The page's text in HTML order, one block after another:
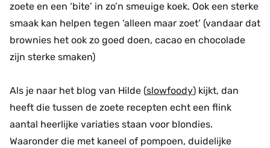
zoete en een ‘bite’ in zo’n smeuige koek. Ook een sterke
smaak kan helpen tegen ‘alleen maar zoet’ (vandaar dat
brownies het ook zo goed doen, cacao en chocolade
zijn sterke smaken)
Als je naar het blog van Hilde (slowfoody) kijkt, dan
heeft die tussen de zoete recepten echt een flink
aantal heerlijke variaties staan voor blondies.
Waaronder die met kaneel of pompoen, duidelijke